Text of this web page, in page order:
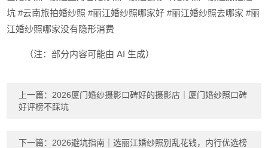
坑 #云南旅拍婚纱照 #丽江婚纱照哪家好 #丽江婚纱照去哪家 #丽
江婚纱照哪家没有隐形消费
（注：部分内容可能由 AI 生成）
上一篇： 2026厦门婚纱摄影口碑好的摄影店｜厦门婚纱照口碑
好评榜不踩坑
下一篇： 2026避坑指南｜选丽江婚纱照别乱花钱，内行优选榜